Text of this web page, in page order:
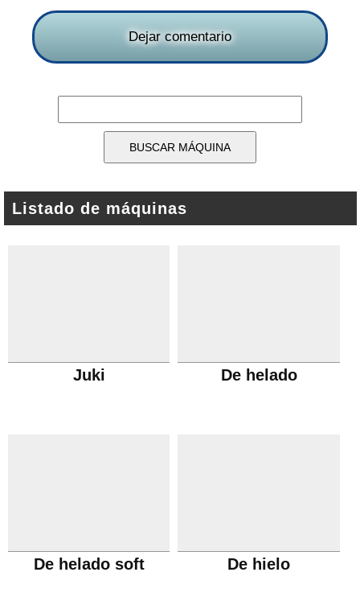
Dejar comentario
Listado de máquinas
Juki De helado
De helado soft De hielo